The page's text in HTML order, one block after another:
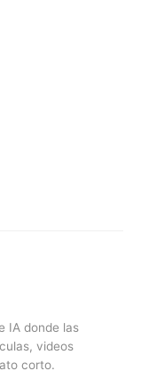
IA donde las
videos
corto.